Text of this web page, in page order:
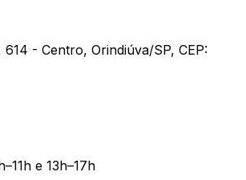
614 - Centro, Orindiúva/SP, CEP:
e 13h–17h